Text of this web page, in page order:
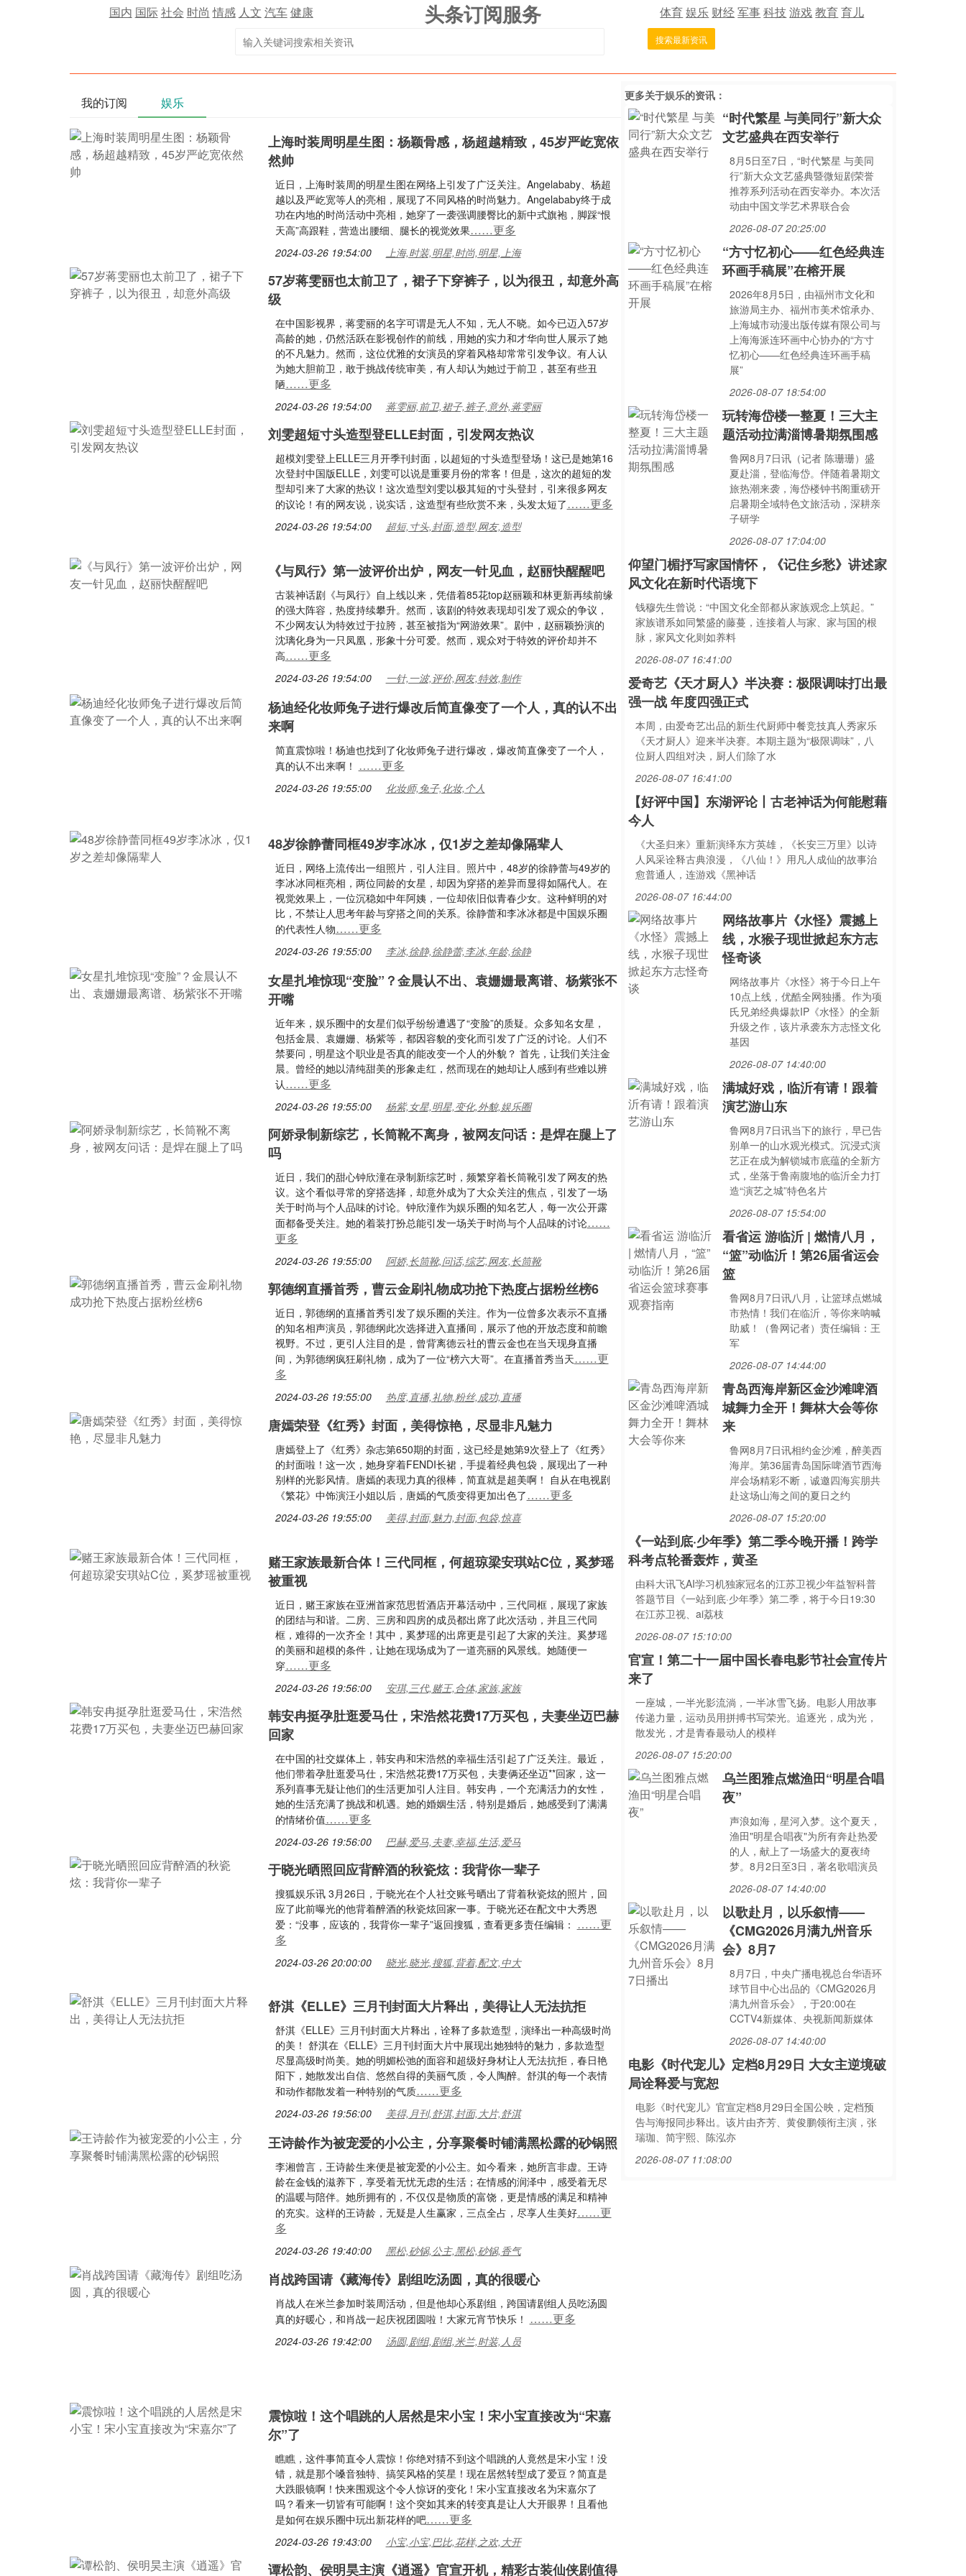
国内 国际社会 时尚 情感 人文 汽车健康 头条订阅服务 体育娱乐 财经军事科技游戏教育育儿
搜索最新资讯
我的订阅 娱乐
上海时装周明星生图：杨颖骨感，杨超越精致，45岁严屹宽依
然帅
近日，上海时装周的明星生图在网络上引发了广泛关注。Angelababy、杨超
越以及严屹宽等人的亮相，展现了不同风格的时尚魅力。Angelababy终于成
功在内地的时尚活动中亮相，她穿了一袭强调腰臀比的新中式旗袍，脚踩“恨
天高”高跟鞋，营造出腰细、腿长的视觉效果……更多
2024-03-26 19:54:00 上海,时装,明星,时尚,明星,上海
57岁蒋雯丽也太前卫了，裙子下穿裤子，以为很丑，却意外高
级
在中国影视界，蒋雯丽的名字可谓是无人不知，无人不晓。如今已迈入57岁
高龄的她，仍然活跃在影视创作的前线，用她的实力和才华向世人展示了她
的不凡魅力。然而，这位优雅的女演员的穿着风格却常常引发争议。有人认
为她大胆前卫，敢于挑战传统审美，有人却认为她过于前卫，甚至有些丑
陋……更多
2024-03-26 19:54:00 蒋雯丽,前卫,裙子,裤子,意外,蒋雯丽
刘雯超短寸头造型登ELLE封面，引发网友热议
超模刘雯登上ELLE三月开季刊封面，以超短的寸头造型登场！这已是她第16
次登封中国版ELLE，刘雯可以说是重要月份的常客！但是，这次的超短的发
型却引来了大家的热议！这次造型刘雯以极其短的寸头登封，引来很多网友
的议论！有的网友说，说实话，这造型有些欣赏不来，头发太短了……更多
2024-03-26 19:54:00 超短,寸头,封面,造型,网友,造型
《与凤行》第一波评价出炉，网友一针见血，赵丽快醒醒吧
古装神话剧《与凤行》自上线以来，凭借着85花top赵丽颖和林更新再续前缘
的强大阵容，热度持续攀升。然而，该剧的特效表现却引发了观众的争议，
不少网友认为特效过于拉胯，甚至被指为“网游效果”。剧中，赵丽颖扮演的
沈璃化身为一只凤凰，形象十分可爱。然而，观众对于特效的评价却并不
高……更多
2024-03-26 19:54:00 一针,一波,评价,网友,特效,制作
杨迪经化妆师兔子进行爆改后简直像变了一个人，真的认不出
来啊
简直震惊啦！杨迪也找到了化妆师兔子进行爆改，爆改简直像变了一个人，
真的认不出来啊！ ……更多
2024-03-26 19:55:00 化妆师,兔子,化妆,个人
48岁徐静蕾同框49岁李冰冰，仅1岁之差却像隔辈人
近日，网络上流传出一组照片，引人注目。照片中，48岁的徐静蕾与49岁的
李冰冰同框亮相，两位同龄的女星，却因为穿搭的差异而显得如隔代人。在
视觉效果上，一位沉稳如中年阿姨，一位却依旧似青春少女。这种鲜明的对
比，不禁让人思考年龄与穿搭之间的关系。徐静蕾和李冰冰都是中国娱乐圈
的代表性人物……更多
2024-03-26 19:55:00 李冰,徐静,徐静蕾,李冰,年龄,徐静
女星扎堆惊现“变脸”？金晨认不出、袁姗姗最离谱、杨紫张不
开嘴
近年来，娱乐圈中的女星们似乎纷纷遭遇了“变脸”的质疑。众多知名女星，
包括金晨、袁姗姗、杨紫等，都因容貌的变化而引发了广泛的讨论。人们不
禁要问，明星这个职业是否真的能改变一个人的外貌？ 首先，让我们关注金
晨。曾经的她以清纯甜美的形象走红，然而现在的她却让人感到有些难以辨
认……更多
2024-03-26 19:55:00 杨紫,女星,明星,变化,外貌,娱乐圈
阿娇录制新综艺，长筒靴不离身，被网友问话：是焊在腿上了
吗
近日，我们的甜心钟欣潼在录制新综艺时，频繁穿着长筒靴引发了网友的热
议。这个看似寻常的穿搭选择，却意外成为了大众关注的焦点，引发了一场
关于时尚与个人品味的讨论。钟欣潼作为娱乐圈的知名艺人，每一次公开露
面都备受关注。她的着装打扮总能引发一场关于时尚与个人品味的讨论……
更多
2024-03-26 19:55:00 阿娇,长筒靴,问话,综艺,网友,长筒靴
郭德纲直播首秀，曹云金刷礼物成功抢下热度占据粉丝榜6
近日，郭德纲的直播首秀引发了娱乐圈的关注。作为一位曾多次表示不直播
的知名相声演员，郭德纲此次选择进入直播间，展示了他的开放态度和前瞻
视野。不过，更引人注目的是，曾背离德云社的曹云金也在当天现身直播
间，为郭德纲疯狂刷礼物，成为了一位“榜六大哥”。在直播首秀当天……更
多
2024-03-26 19:55:00 热度,直播,礼物,粉丝,成功,直播
唐嫣荣登《红秀》封面，美得惊艳，尽显非凡魅力
唐嫣登上了《红秀》杂志第650期的封面，这已经是她第9次登上了《红秀》
的封面啦！这一次，她身穿着FENDI长裙，手提着经典包袋，展现出了一种
别样的光影风情。唐嫣的表现力真的很棒，简直就是超美啊！ 自从在电视剧
《繁花》中饰演汪小姐以后，唐嫣的气质变得更加出色了……更多
2024-03-26 19:55:00 美得,封面,魅力,封面,包袋,惊喜
赌王家族最新合体！三代同框，何超琼梁安琪站C位，奚梦瑶
被重视
近日，赌王家族在亚洲首家范思哲酒店开幕活动中，三代同框，展现了家族
的团结与和谐。二房、三房和四房的成员都出席了此次活动，并且三代同
框，难得的一次齐全！其中，奚梦瑶的出席更是引起了大家的关注。奚梦瑶
的美丽和超模的条件，让她在现场成为了一道亮丽的风景线。她随便一
穿……更多
2024-03-26 19:56:00 安琪,三代,赌王,合体,家族,家族
韩安冉挺孕肚逛爱马仕，宋浩然花费17万买包，夫妻坐迈巴赫
回家
在中国的社交媒体上，韩安冉和宋浩然的幸福生活引起了广泛关注。最近，
他们带着孕肚逛爱马仕，宋浩然花费17万买包，夫妻俩还坐迈**回家，这一
系列喜事无疑让他们的生活更加引人注目。韩安冉，一个充满活力的女性，
她的生活充满了挑战和机遇。她的婚姻生活，特别是婚后，她感受到了满满
的情绪价值……更多
2024-03-26 19:56:00 巴赫,爱马,夫妻,幸福,生活,爱马
于晓光晒照回应背醉酒的秋瓷炫：我背你一辈子
搜狐娱乐讯 3月26日，于晓光在个人社交账号晒出了背着秋瓷炫的照片，回
应了此前曝光的他背着醉酒的秋瓷炫回家一事。于晓光还在配文中大秀恩
爱：“没事，应该的，我背你一辈子”返回搜狐，查看更多责任编辑： ……更
多
2024-03-26 20:00:00 晓光,晓光,搜狐,背着,配文,中大
舒淇《ELLE》三月刊封面大片释出，美得让人无法抗拒
舒淇《ELLE》三月刊封面大片释出，诠释了多款造型，演绎出一种高级时尚
的美！ 舒淇在《ELLE》三月刊封面大片中展现出她独特的魅力，多款造型
尽显高级时尚美。她的明媚松弛的面容和超级好身材让人无法抗拒，春日艳
阳下，她散发出自信、悠然自得的美丽气质，令人陶醉。舒淇的每一个表情
和动作都散发着一种特别的气质……更多
2024-03-26 19:56:00 美得,月刊,舒淇,封面,大片,舒淇
王诗龄作为被宠爱的小公主，分享聚餐时铺满黑松露的砂锅照
李湘曾言，王诗龄生来便是被宠爱的小公主。如今看来，她所言非虚。王诗
龄在金钱的滋养下，享受着无忧无虑的生活；在情感的润泽中，感受着无尽
的温暖与陪伴。她所拥有的，不仅仅是物质的富饶，更是情感的满足和精神
的充实。这样的王诗龄，无疑是人生赢家，三点全占，尽享人生美好……更
多
2024-03-26 19:40:00 黑松,砂锅,公主,黑松,砂锅,香气
肖战跨国请《藏海传》剧组吃汤圆，真的很暖心
肖战人在米兰参加时装周活动，但是他却心系剧组，跨国请剧组人员吃汤圆
真的好暖心，和肖战一起庆祝团圆啦！大家元宵节快乐！ ……更多
2024-03-26 19:42:00 汤圆,剧组,剧组,米兰,时装,人员
震惊啦！这个唱跳的人居然是宋小宝！宋小宝直接改为“宋嘉
尔”了
瞧瞧，这件事简直令人震惊！你绝对猜不到这个唱跳的人竟然是宋小宝！没
错，就是那个嗓音独特、搞笑风格的笑星！现在居然转型成了爱豆？简直是
大跌眼镜啊！快来围观这个令人惊讶的变化！宋小宝直接改名为宋嘉尔了
吗？看来一切皆有可能啊！这个突如其来的转变真是让人大开眼界！且看他
是如何在娱乐圈中玩出新花样的吧……更多
2024-03-26 19:43:00 小宝,小宝,巴比,花样,之欢,大开
谭松韵、侯明昊主演《逍遥》官宣开机，精彩古装仙侠剧值得
更多关于娱乐的资讯：
“时代繁星 与美同行”新大众
文艺盛典在西安举行
8月5日至7日，“时代繁星 与美同
行”新大众文艺盛典暨微短剧荣誉
推荐系列活动在西安举办。本次活
动由中国文学艺术界联合会
2026-08-07 20:25:00
“方寸忆初心——红色经典连
环画手稿展”在榕开展
2026年8月5日，由福州市文化和
旅游局主办、福州市美术馆承办、
上海城市动漫出版传媒有限公司与
上海海派连环画中心协办的“方寸
忆初心——红色经典连环画手稿
展”
2026-08-07 18:54:00
玩转海岱楼一整夏！三大主
题活动拉满淄博暑期氛围感
鲁网8月7日讯（记者 陈珊珊）盛
夏赴淄，登临海岱。伴随着暑期文
旅热潮来袭，海岱楼钟书阁重磅开
启暑期全域特色文旅活动，深耕亲
子研学
2026-08-07 17:04:00
仰望门楣抒写家国情怀，《记住乡愁》讲述家
风文化在新时代语境下
钱穆先生曾说：“中国文化全部都从家族观念上筑起。”
家族谱系如同繁盛的藤蔓，连接着人与家、家与国的根
脉，家风文化则如养料
2026-08-07 16:41:00
爱奇艺《天才厨人》半决赛：极限调味打出最
强一战 年度四强正式
本周，由爱奇艺出品的新生代厨师中餐竞技真人秀家乐
《天才厨人》迎来半决赛。本期主题为“极限调味”，八
位厨人四组对决，厨人们除了水
2026-08-07 16:41:00
【好评中国】东湖评论丨古老神话为何能慰藉
今人
《大圣归来》重新演绎东方英雄，《长安三万里》以诗
人风采诠释古典浪漫，《八仙！》用凡人成仙的故事治
愈普通人，连游戏《黑神话
2026-08-07 16:44:00
网络故事片《水怪》震撼上
线，水猴子现世掀起东方志
怪奇谈
网络故事片《水怪》将于今日上午
10点上线，优酷全网独播。作为项
氏兄弟经典爆款IP《水怪》的全新
升级之作，该片承袭东方志怪文化
基因
2026-08-07 14:40:00
满城好戏，临沂有请！跟着
演艺游山东
鲁网8月7日讯当下的旅行，早已告
别单一的山水观光模式。沉浸式演
艺正在成为解锁城市底蕴的全新方
式，坐落于鲁南腹地的临沂全力打
造“演艺之城”特色名片
2026-08-07 15:54:00
看省运 游临沂 | 燃情八月，
“篮”动临沂！第26届省运会
篮
鲁网8月7日讯八月，让篮球点燃城
市热情！我们在临沂，等你来呐喊
助威！（鲁网记者）责任编辑：王
军
2026-08-07 14:44:00
青岛西海岸新区金沙滩啤酒
城舞力全开！舞林大会等你
来
鲁网8月7日讯相约金沙滩，醉美西
海岸。第36届青岛国际啤酒节西海
岸会场精彩不断，诚邀四海宾朋共
赴这场山海之间的夏日之约
2026-08-07 15:20:00
《一站到底·少年季》第二季今晚开播！跨学
科考点轮番轰炸，黄圣
由科大讯飞AI学习机独家冠名的江苏卫视少年益智科普
答题节目《一站到底·少年季》第二季，将于今日19:30
在江苏卫视、ai荔枝
2026-08-07 15:10:00
官宣！第二十一届中国长春电影节社会宣传片
来了
一座城，一半光影流淌，一半冰雪飞扬。电影人用故事
传递力量，运动员用拼搏书写荣光。追逐光，成为光，
散发光，才是青春最动人的模样
2026-08-07 15:20:00
乌兰图雅点燃渔田“明星合唱
夜”
声浪如海，星河入梦。这个夏天，
渔田"明星合唱夜"为所有奔赴热爱
的人，献上了一场盛大的夏夜绮
梦。8月2日至3日，著名歌唱演员
2026-08-07 14:40:00
以歌赴月，以乐叙情——
《CMG2026月满九州音乐
会》8月7
8月7日，中央广播电视总台华语环
球节目中心出品的《CMG2026月
满九州音乐会》，于20:00在
CCTV4新媒体、央视新闻新媒体
2026-08-07 14:40:00
电影《时代宠儿》定档8月29日 大女主逆境破
局诠释爱与宽恕
电影《时代宠儿》官宣定档8月29日全国公映，定档预
告与海报同步释出。该片由齐芳、黄俊鹏领衔主演，张
瑞珈、简宇熙、陈泓亦
2026-08-07 11:08:00